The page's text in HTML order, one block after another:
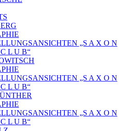
„S A X O N
L U B“
„S A X O N
L U B“
„S A X O N
L U B“